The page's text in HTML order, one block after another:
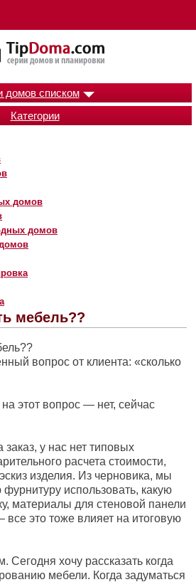
домов списком
Категории
домов
домов
мебель??
вопрос от клиента: «сколько
этот вопрос — нет, сейчас
у нас нет типовых
расчета стоимости,
изделия. Из черновика, мы
использовать, какую
материалы для стеновой панели
это тоже влияет на итоговую
Сегодня хочу рассказать когда
мебели. Когда задуматься